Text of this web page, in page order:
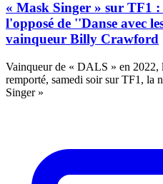
« Mask Singer » sur TF1 :
l'opposé de ''Danse avec
vainqueur Billy Crawford
Vainqueur de « DALS » en
remporté, samedi soir sur TF1, la
Singer »